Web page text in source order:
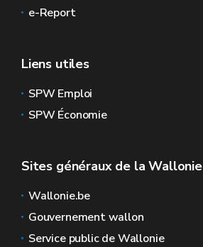
e-Report
Liens utiles
SPW Emploi
SPW Économie
Sites généraux de la Wallonie
Wallonie.be
Gouvernement wallon
Service public de Wallonie